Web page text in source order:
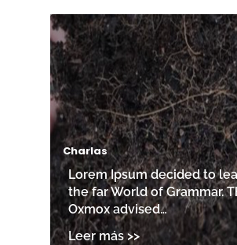
Charlas
Lorem Ipsum decided to
the far World of Grammar.
Oxmox advised…